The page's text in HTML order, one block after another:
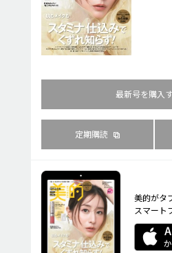
最新号を購入
定期購読
美的がタ
スマート